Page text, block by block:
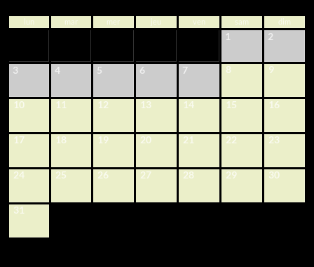
lun mar mer jeu ven sam dim
1 2
3 4 5 6 7 8 9
10 11 12 13 14 15 16
17 18 19 20 21 22 23
24 25 26 27 28 29 30
31